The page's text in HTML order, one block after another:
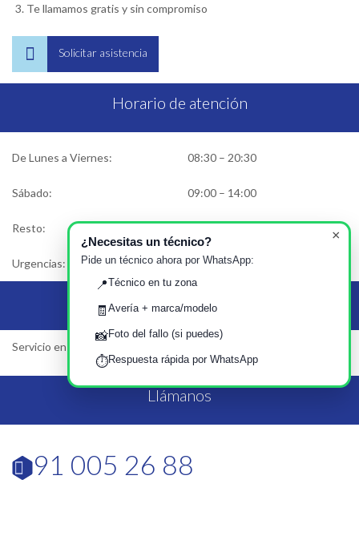
Te llamamos gratis y sin compromiso
 Solicitar asistencia
Horario de atención
De Lunes a Viernes: 08:30 – 20:30
Sábado: 09:00 – 14:00
Resto:
Urgencias: Solicitar asistencia
Área de Servicio
Servicio en toda la Comunidad de Madrid
Llámanos
 91 005 26 88
×
¿Necesitas un técnico?
Pide un técnico ahora por WhatsApp:
📍Técnico en tu zona
🧾 Avería + marca/modelo
📸Foto del fallo (si puedes)
⏱️Respuesta rápida por WhatsApp